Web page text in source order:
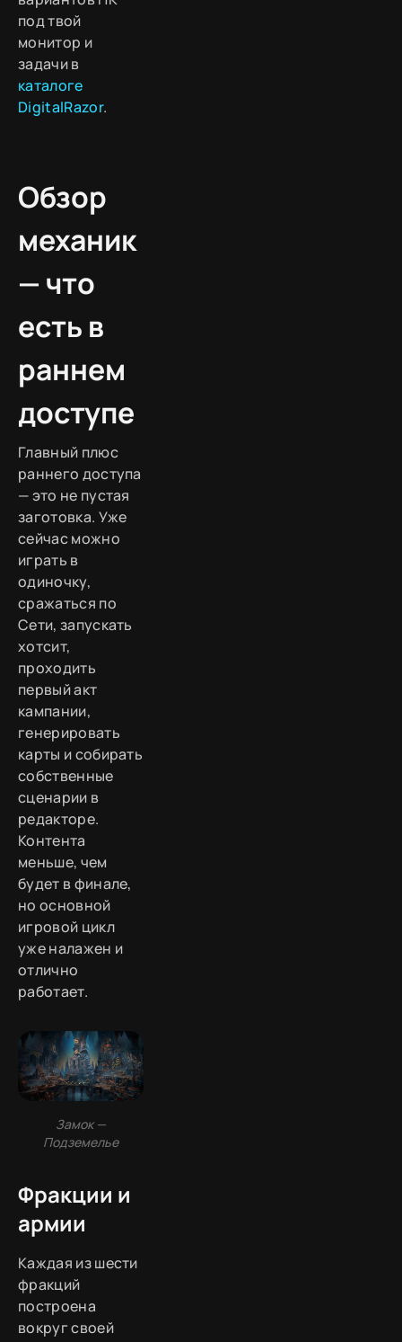
под твой
монитор и
задачи в
каталоге
DigitalRazor.
Обзор
механик
— что
есть в
раннем
доступе
Главный плюс
раннего доступа
— это не пустая
заготовка. Уже
сейчас можно
играть в
одиночку,
сражаться по
Сети, запускать
хотсит,
проходить
первый акт
кампании,
генерировать
карты и собирать
собственные
сценарии в
редакторе.
Контента
меньше, чем
будет в финале,
но основной
игровой цикл
уже налажен и
отлично
работает.
Замок —
Подземелье
Фракции и
армии
Каждая из шести
фракций
построена
вокруг своей